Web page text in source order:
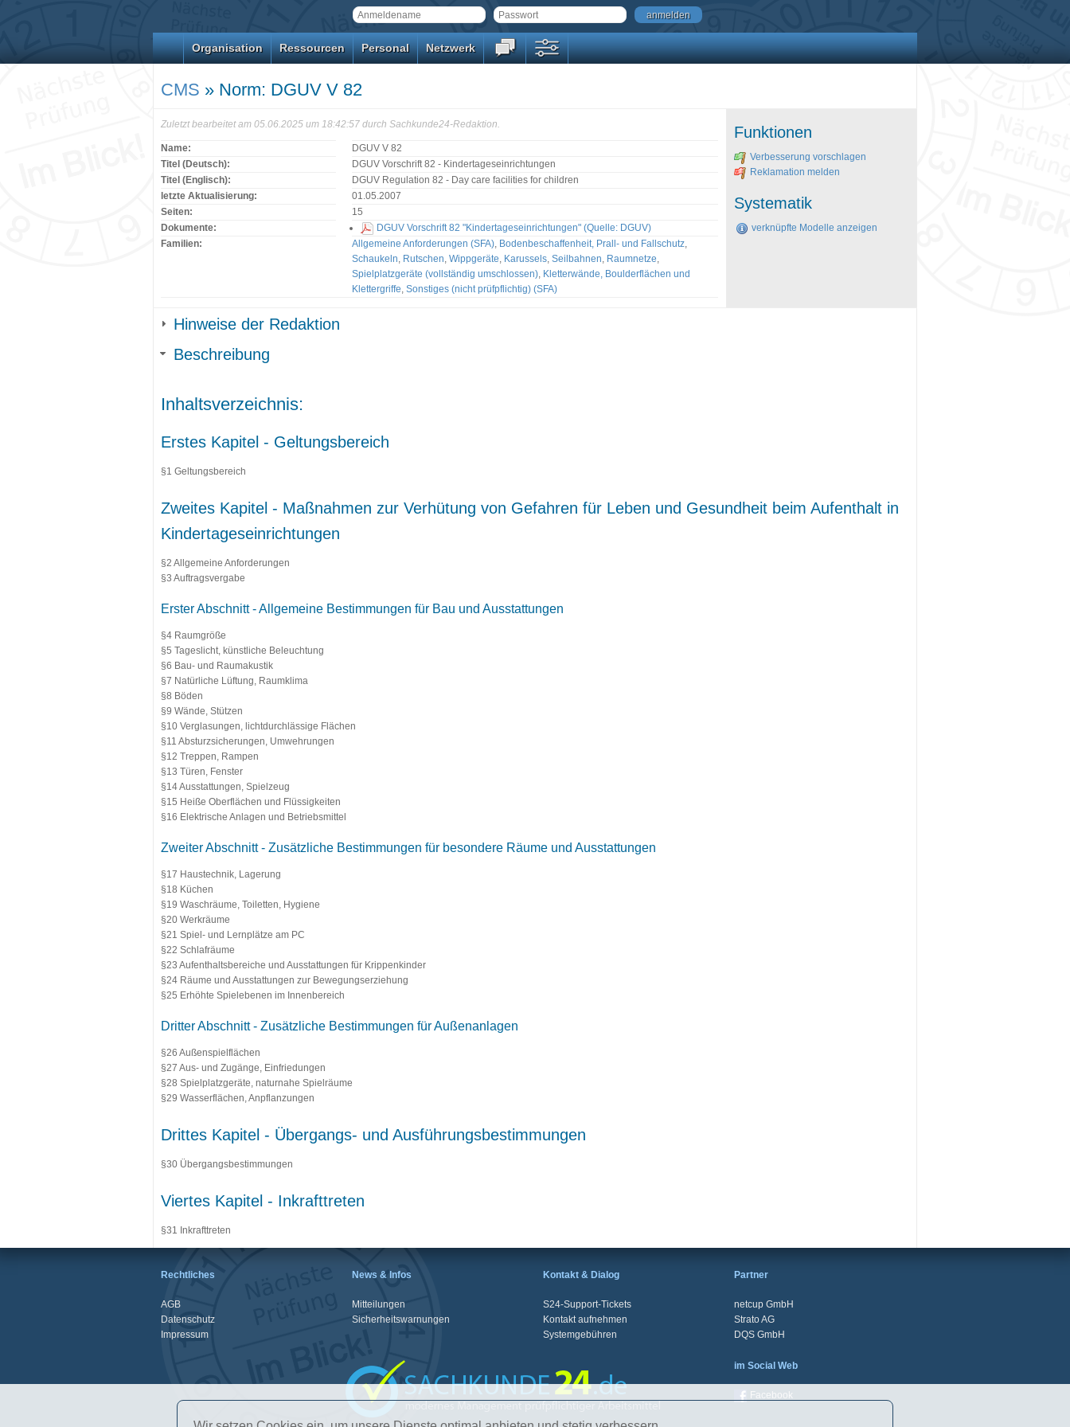
anmelden
Organisation Ressourcen Personal Netzwerk
CMS » Norm: DGUV V 82
Zuletzt bearbeitet am 05.06.2025 um 18:42:57 durch Sachkunde24-Redaktion.
Name:
DGUV V 82
Titel (Deutsch):
DGUV Vorschrift 82 - Kindertageseinrichtungen
Titel (Englisch):
DGUV Regulation 82 - Day care facilities for children
letzte Aktualisierung:
01.05.2007
Seiten:
15
Dokumente:
DGUV Vorschrift 82 "Kindertageseinrichtungen" (Quelle: DGUV)
Familien:
Allgemeine Anforderungen (SFA), Bodenbeschaffenheit, Prall- und Fallschutz,
Schaukeln, Rutschen, Wippgeräte, Karussels, Seilbahnen, Raumnetze,
Spielplatzgeräte (vollständig umschlossen), Kletterwände, Boulderflächen und
Klettergriffe, Sonstiges (nicht prüfpflichtig) (SFA)
Funktionen
Verbesserung vorschlagen
Reklamation melden
Systematik
verknüpfte Modelle anzeigen
Hinweise der Redaktion
Beschreibung
Inhaltsverzeichnis:
Erstes Kapitel - Geltungsbereich
§1 Geltungsbereich
Zweites Kapitel - Maßnahmen zur Verhütung von Gefahren für Leben und Gesundheit beim Aufenthalt in
Kindertageseinrichtungen
§2 Allgemeine Anforderungen
§3 Auftragsvergabe
Erster Abschnitt - Allgemeine Bestimmungen für Bau und Ausstattungen
§4 Raumgröße
§5 Tageslicht, künstliche Beleuchtung
§6 Bau- und Raumakustik
§7 Natürliche Lüftung, Raumklima
§8 Böden
§9 Wände, Stützen
§10 Verglasungen, lichtdurchlässige Flächen
§11 Absturzsicherungen, Umwehrungen
§12 Treppen, Rampen
§13 Türen, Fenster
§14 Ausstattungen, Spielzeug
§15 Heiße Oberflächen und Flüssigkeiten
§16 Elektrische Anlagen und Betriebsmittel
Zweiter Abschnitt - Zusätzliche Bestimmungen für besondere Räume und Ausstattungen
§17 Haustechnik, Lagerung
§18 Küchen
§19 Waschräume, Toiletten, Hygiene
§20 Werkräume
§21 Spiel- und Lernplätze am PC
§22 Schlafräume
§23 Aufenthaltsbereiche und Ausstattungen für Krippenkinder
§24 Räume und Ausstattungen zur Bewegungserziehung
§25 Erhöhte Spielebenen im Innenbereich
Dritter Abschnitt - Zusätzliche Bestimmungen für Außenanlagen
§26 Außenspielflächen
§27 Aus- und Zugänge, Einfriedungen
§28 Spielplatzgeräte, naturnahe Spielräume
§29 Wasserflächen, Anpflanzungen
Drittes Kapitel - Übergangs- und Ausführungsbestimmungen
§30 Übergangsbestimmungen
Viertes Kapitel - Inkrafttreten
§31 Inkrafttreten
Rechtliches
AGB
Datenschutz
Impressum
News & Infos
Mitteilungen
Sicherheitswarnungen
Kontakt & Dialog
S24-Support-Tickets
Kontakt aufnehmen
Systemgebühren
Partner
netcup GmbH
Strato AG
DQS GmbH
im Social Web
Facebook